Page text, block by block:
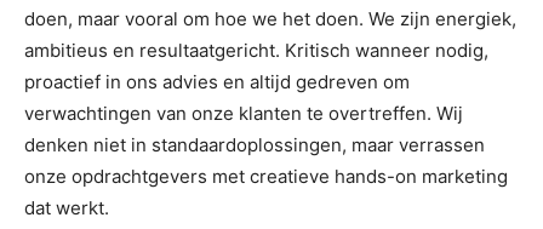
doen, maar vooral om hoe we het doen. We zijn energiek,
ambitieus en resultaatgericht. Kritisch wanneer nodig,
proactief in ons advies en altijd gedreven om
verwachtingen van onze klanten te overtreffen. Wij
denken niet in standaardoplossingen, maar verrassen
onze opdrachtgevers met creatieve hands-on marketing
dat werkt.